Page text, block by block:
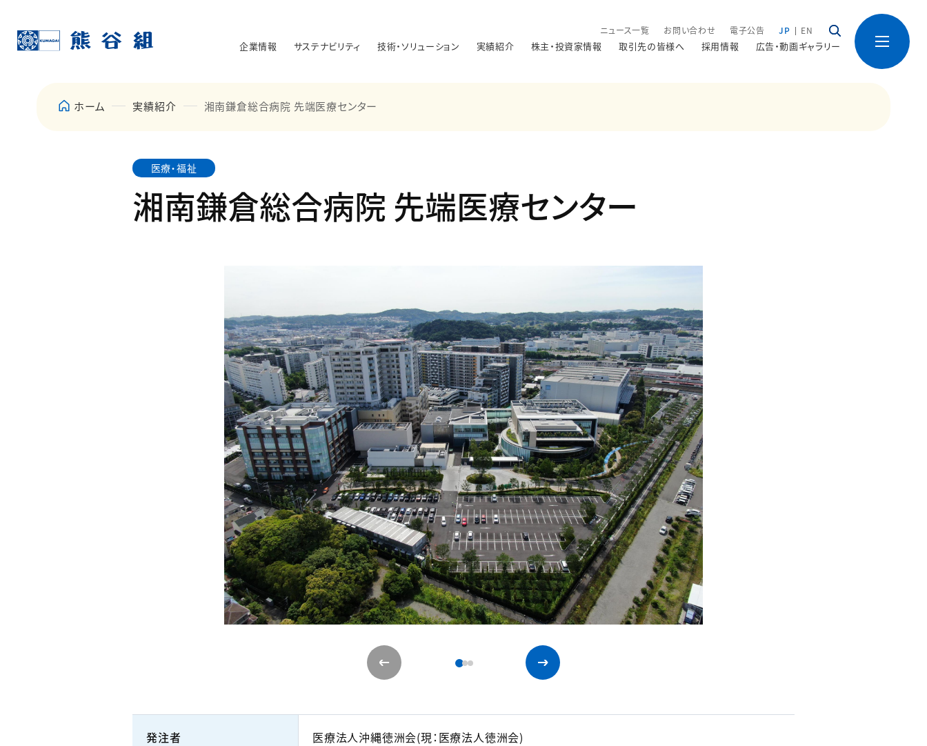
ニュース一覧 お問い合わせ 電子公告 JP EN
企業情報 サステナビリティ 技術・ソリューション 実績紹介 株主・投資家情報 取引先の皆様へ 採用情報 広告・動画ギャラリー
ホーム 実績紹介 湘南鎌倉総合病院 先端医療センター
医療・福祉
湘南鎌倉総合病院 先端医療センター
発注者 医療法人沖縄徳洲会(現：医療法人徳洲会)